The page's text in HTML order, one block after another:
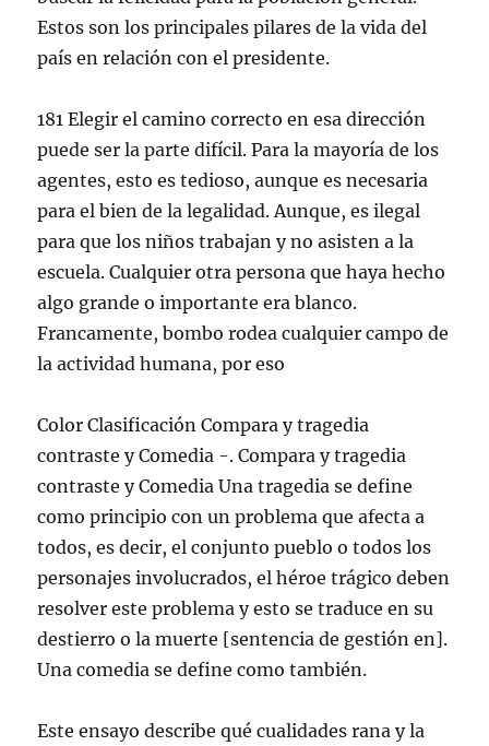
Estos son los principales pilares de la vida del
país en relación con el presidente.
181 Elegir el camino correcto en esa dirección
puede ser la parte difícil. Para la mayoría de los
agentes, esto es tedioso, aunque es necesaria
para el bien de la legalidad. Aunque, es ilegal
para que los niños trabajan y no asisten a la
escuela. Cualquier otra persona que haya hecho
algo grande o importante era blanco.
Francamente, bombo rodea cualquier campo de
la actividad humana, por eso
Color Clasificación Compara y tragedia
contraste y Comedia -. Compara y tragedia
contraste y Comedia Una tragedia se define
como principio con un problema que afecta a
todos, es decir, el conjunto pueblo o todos los
personajes involucrados, el héroe trágico deben
resolver este problema y esto se traduce en su
destierro o la muerte [sentencia de gestión en].
Una comedia se define como también.
Este ensayo describe qué cualidades rana y la